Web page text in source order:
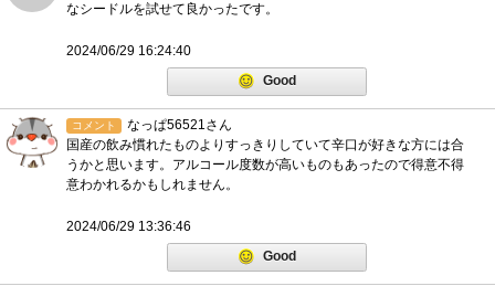
なシードルを試せて良かったです。
2024/06/29 16:24:40
Good
コメント
なっぱ56521さん
国産の飲み慣れたものよりすっきりしていて辛口が好きな方には合
うかと思います。アルコール度数が高いものもあったので得意不得
意わかれるかもしれません。
2024/06/29 13:36:46
Good